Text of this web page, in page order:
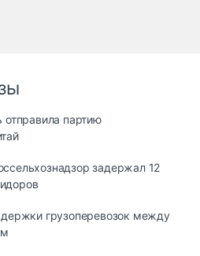
отправила партию
задержал 12
грузоперевозок между